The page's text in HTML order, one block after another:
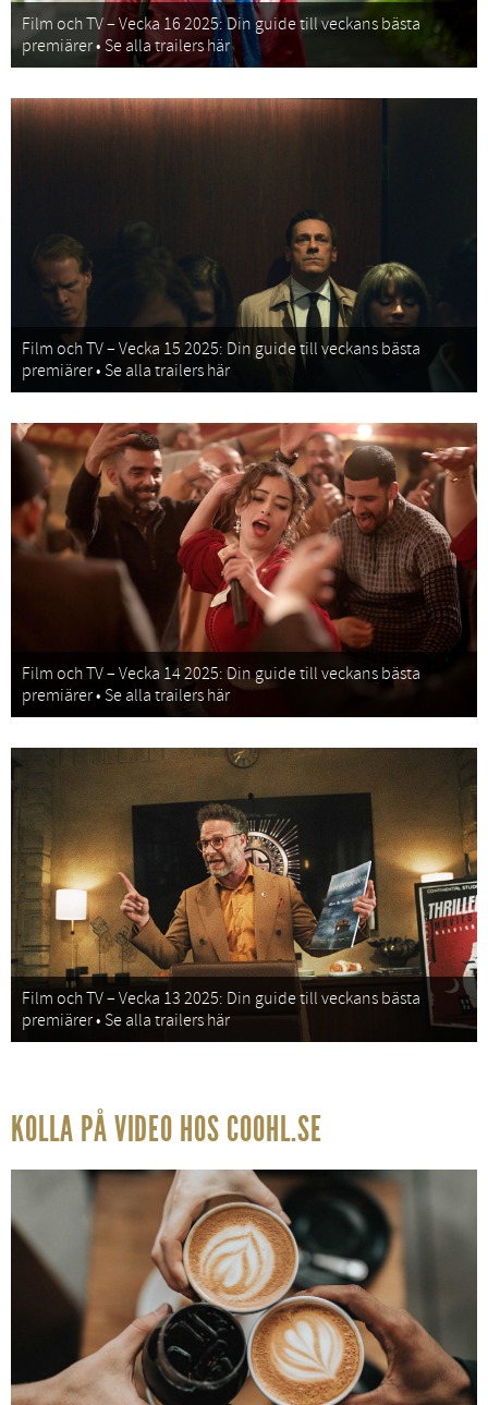
Film och TV – Vecka 16 2025: Din guide till veckans bästa
premiärer • Se alla trailers här
Film och TV – Vecka 15 2025: Din guide till veckans bästa
premiärer • Se alla trailers här
Film och TV – Vecka 14 2025: Din guide till veckans bästa
premiärer • Se alla trailers här
Film och TV – Vecka 13 2025: Din guide till veckans bästa
premiärer • Se alla trailers här
KOLLA PÅ VIDEO HOS COOHL.SE